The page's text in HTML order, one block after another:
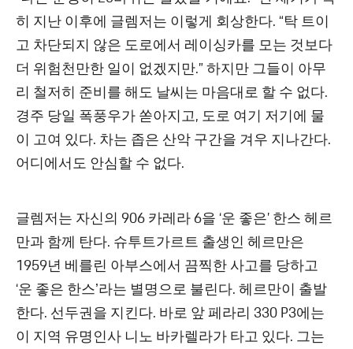
히 지난 이후에 글렘저는 이렇게 회상한다. “탁 트이
고 차단되지 않은 도로에서 레이싱카를 모는 것보다
더 위험천만한 일이 없겠지만.” 하지만 그들이 아무
리 철저히 준비를 해도 날씨는 마음대로 할 수 없다.
경주 당일 폭풍우가 쏟아지고, 도로 여기 저기에 물
이 고여 있다. 차는 좁은 산악 구간을 겨우 지나간다.
어디에서도 안심할 수 없다.
글렘저는 자신의 906 카레라 6을 ‘운 좋은’ 한스 헤르
만과 함께 탄다. 슈투트가르트 출생인 헤르만은
1959년 베를린 아부스에서 끔찍한 사고를 당하고
‘운 좋은 한스ʼ라는 별명으로 불린다. 헤르만이 출발
한다. 선두권을 지킨다. 바로 앞 페라리 330 P3에는
이 지역 유명인사 니노 바카렐라가 타고 있다. 그는